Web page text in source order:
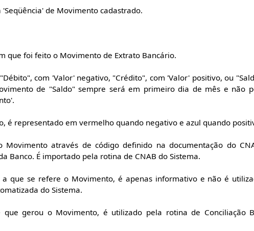
de Movimento cadastrado.
que foi feito o Movimento de Extrato Bancário.
com 'Valor' negativo, "Crédito", com 'Valor' positivo, ou
de "Saldo" sempre será em primeiro dia de mês e não
é representado em vermelho quando negativo e azul quando
Movimento através de código definido na documentação do
Banco. É importado pela rotina de CNAB do Sistema.
a que se refere o Movimento, é apenas informativo e não é
do Sistema.
que gerou o Movimento, é utilizado pela rotina de Conciliação